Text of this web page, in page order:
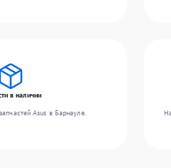
в наличии
Asus в Барнауле.